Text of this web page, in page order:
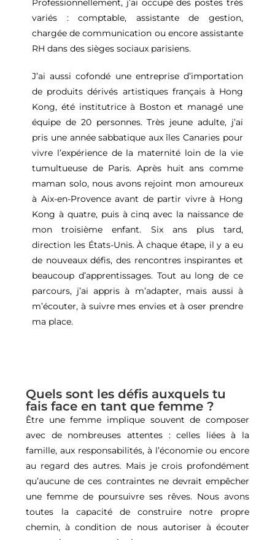
Professionnellement, j’ai occupé des postes très
variés : comptable, assistante de gestion,
chargée de communication ou encore assistante
RH dans des sièges sociaux parisiens.
J’ai aussi cofondé une entreprise d’importation
de produits dérivés artistiques français à Hong
Kong, été institutrice à Boston et managé une
équipe de 20 personnes. Très jeune adulte, j’ai
pris une année sabbatique aux îles Canaries pour
vivre l’expérience de la maternité loin de la vie
tumultueuse de Paris. Après huit ans comme
maman solo, nous avons rejoint mon amoureux
à Aix-en-Provence avant de partir vivre à Hong
Kong à quatre, puis à cinq avec la naissance de
mon troisième enfant. Six ans plus tard,
direction les États-Unis. À chaque étape, il y a eu
de nouveaux défis, des rencontres inspirantes et
beaucoup d’apprentissages. Tout au long de ce
parcours, j’ai appris à m’adapter, mais aussi à
m’écouter, à suivre mes envies et à oser prendre
ma place.
Quels sont les défis auxquels tu
fais face en tant que femme ?
Être une femme implique souvent de composer
avec de nombreuses attentes : celles liées à la
famille, aux responsabilités, à l’économie ou encore
au regard des autres. Mais je crois profondément
qu’aucune de ces contraintes ne devrait empêcher
une femme de poursuivre ses rêves. Nous avons
toutes la capacité de construire notre propre
chemin, à condition de nous autoriser à écouter